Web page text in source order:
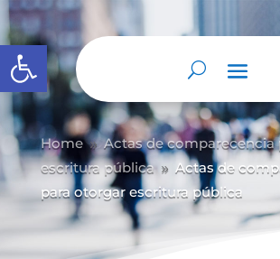
Abrir barra de herramientas
Home 9 Actas de comparecencia
escritura pública
9 Actas de
para otorgar escritura pública